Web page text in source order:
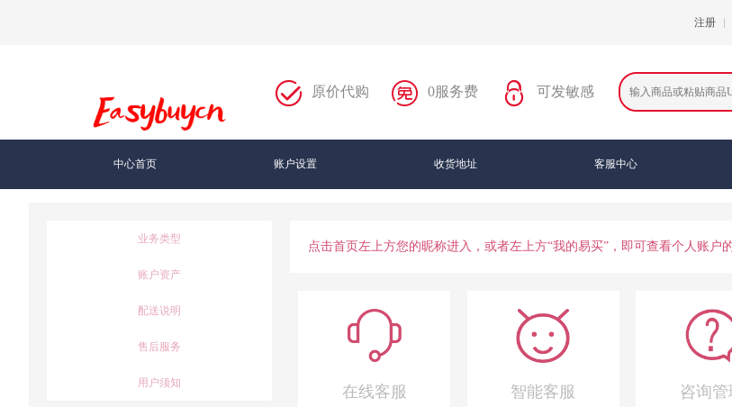
注册
原价代购 0服务费 可发敏感
中心首页 账户设置 收货地址 客服中心
业务类型
账户资产
配送说明
售后服务
用户须知
点击首页左上方您的昵称进入，或者左上方“我的易买”，即可查看个人账户
在线客服 智能客服 咨询管